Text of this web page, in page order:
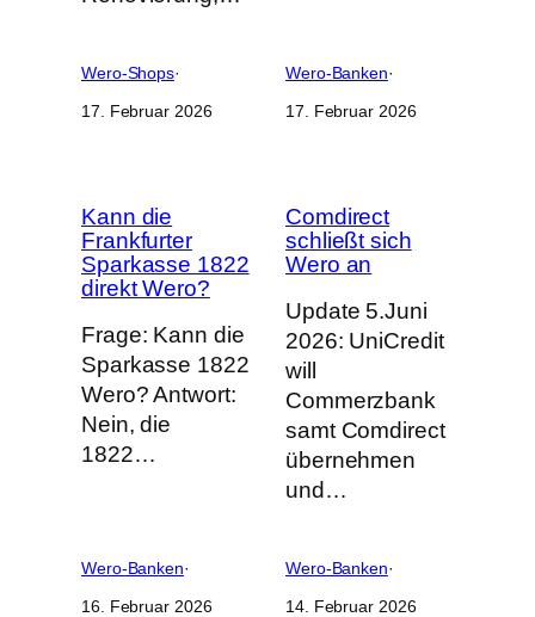
Wero-Shops·
17. Februar 2026
Wero-Banken·
17. Februar 2026
Kann die
Frankfurter
Sparkasse 1822
direkt Wero?
Frage: Kann die
Sparkasse 1822
Wero? Antwort:
Nein, die
1822…
Wero-Banken·
16. Februar 2026
Comdirect
schließt sich
Wero an
Update 5.Juni
2026: UniCredit
will
Commerzbank
samt Comdirect
übernehmen
und…
Wero-Banken·
14. Februar 2026